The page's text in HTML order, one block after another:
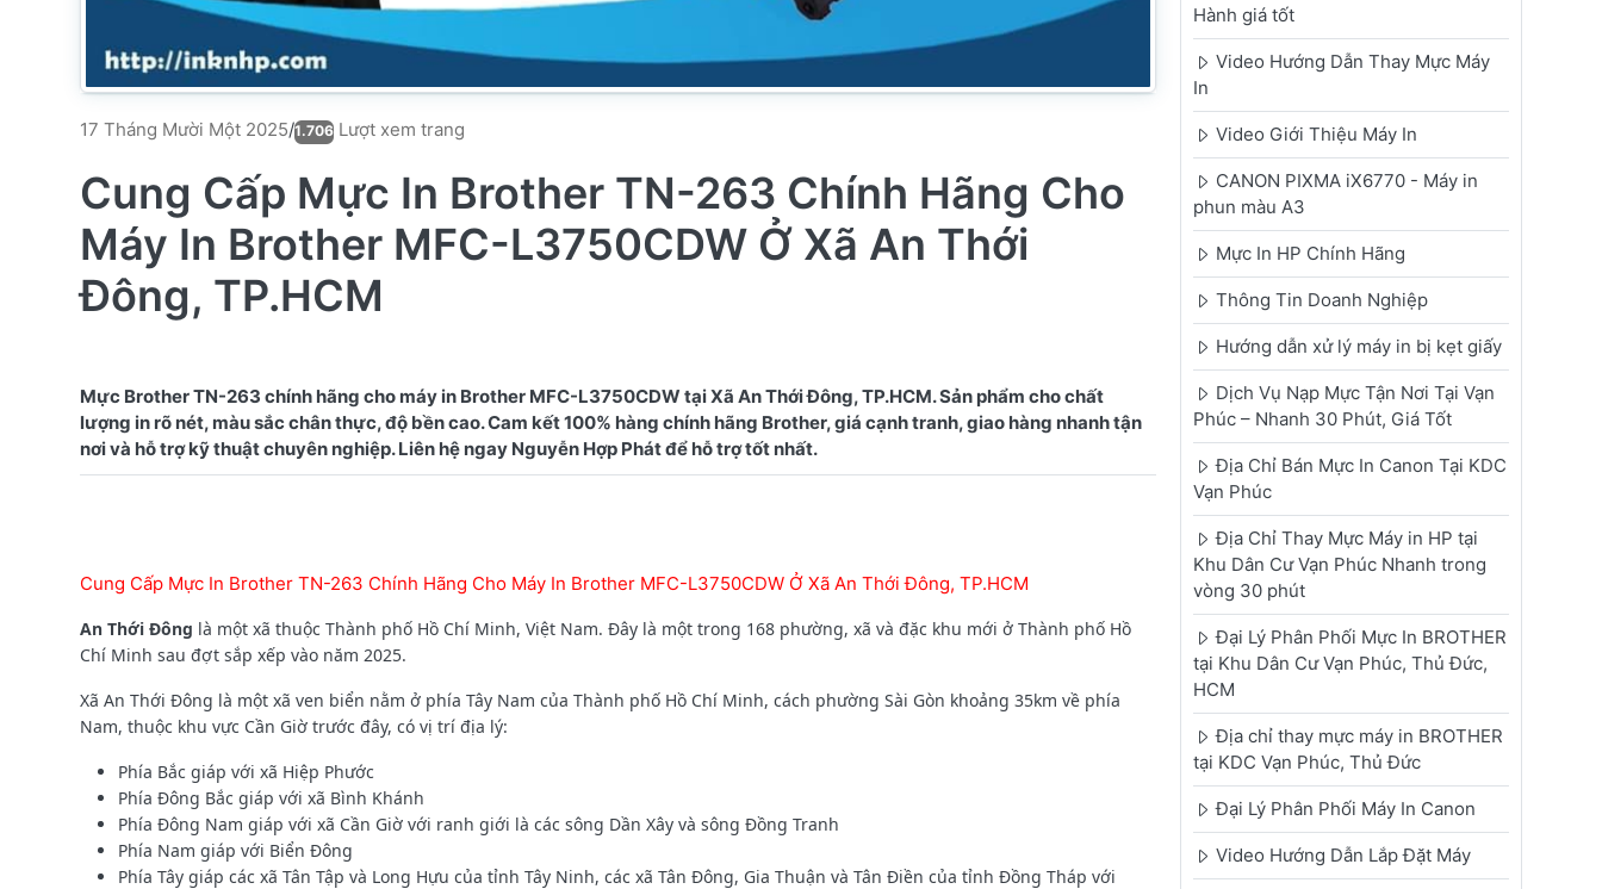
17 Tháng Mười Một 2025/1.706 Lượt xem trang
Cung Cấp Mực In Brother TN-263 Chính Hãng Cho
Máy In Brother MFC-L3750CDW Ở Xã An Thới
Đông, TP.HCM
Mực Brother TN-263 chính hãng cho máy in Brother MFC-L3750CDW tại Xã An Thới Đông, TP.HCM. Sản phẩm cho chất
lượng in rõ nét, màu sắc chân thực, độ bền cao. Cam kết 100% hàng chính hãng Brother, giá cạnh tranh, giao hàng nhanh tận
Cung Cấp Mực In Brother TN-263 Chính Hãng Cho Máy In Brother MFC-L3750CDW Ở Xã An Thới Đông, TP.HCM
An Thới Đông là một xã thuộc Thành phố Hồ Chí Minh, Việt Nam. Đây là một trong 168 phường, xã và đặc khu mới ở Thành phố Hồ
Chí Minh sau đợt sắp xếp vào năm 2025.
Xã An Thới Đông là một xã ven biển nằm ở phía Tây Nam của Thành phố Hồ Chí Minh, cách phường Sài Gòn khoảng 35km về phía
Nam, thuộc khu vực Cần Giờ trước đây, có vị trí địa lý:
Phía Bắc giáp với xã Hiệp Phước
Phía Đông Bắc giáp với xã Bình Khánh
Phía Đông Nam giáp với xã Cần Giờ với ranh giới là các sông Dần Xây và sông Đồng Tranh
Phía Nam giáp với Biển Đông
Phía Tây giáp các xã Tân Tập và Long Hựu của tỉnh Tây Ninh, các xã Tân Đông, Gia Thuận và Tân Điền của tỉnh Đồng Tháp với
Hành giá tốt
Video Hướng Dẫn Thay Mực Máy
In
Video Giới Thiệu Máy In
CANON PIXMA iX6770 - Máy in
phun màu A3
Mực In HP Chính Hãng
Thông Tin Doanh Nghiệp
Hướng dẫn xử lý máy in bị kẹt giấy
Dịch Vụ Nạp Mực Tận Nơi Tại Vạn
Phúc – Nhanh 30 Phút, Giá Tốt
Địa Chỉ Bán Mực In Canon Tại KDC
Vạn Phúc
Địa Chỉ Thay Mực Máy in HP tại
Khu Dân Cư Vạn Phúc Nhanh trong
vòng 30 phút
Đại Lý Phân Phối Mực In BROTHER
tại Khu Dân Cư Vạn Phúc, Thủ Đức,
HCM
Địa chỉ thay mực máy in BROTHER
tại KDC Vạn Phúc, Thủ Đức
Đại Lý Phân Phối Máy In Canon
Video Hướng Dẫn Lắp Đặt Máy